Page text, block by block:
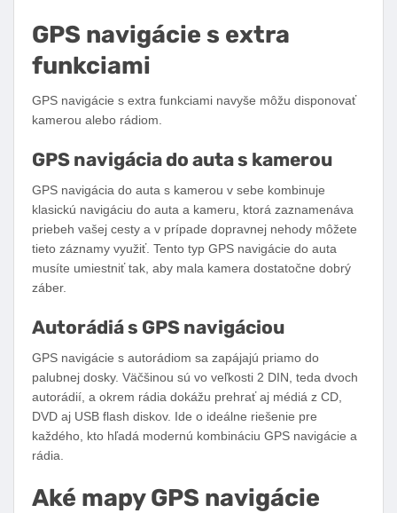
GPS navigácie s extra
funkciami
GPS navigácie s extra funkciami navyše môžu disponovať
kamerou alebo rádiom.
GPS navigácia do auta s kamerou
GPS navigácia do auta s kamerou v sebe kombinuje
klasickú navigáciu do auta a kameru, ktorá zaznamenáva
priebeh vašej cesty a v prípade dopravnej nehody môžete
tieto záznamy využiť. Tento typ GPS navigácie do auta
musíte umiestniť tak, aby mala kamera dostatočne dobrý
záber.
Autorádiá s GPS navigáciou
GPS navigácie s autorádiom sa zapájajú priamo do
palubnej dosky. Väčšinou sú vo veľkosti 2 DIN, teda dvoch
autorádií, a okrem rádia dokážu prehrať aj médiá z CD,
DVD aj USB flash diskov. Ide o ideálne riešenie pre
každého, kto hľadá modernú kombináciu GPS navigácie a
rádia.
Aké mapy GPS navigácie